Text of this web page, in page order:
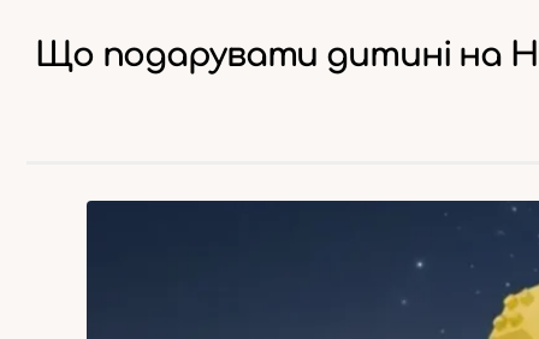
Що подарувати дитині на